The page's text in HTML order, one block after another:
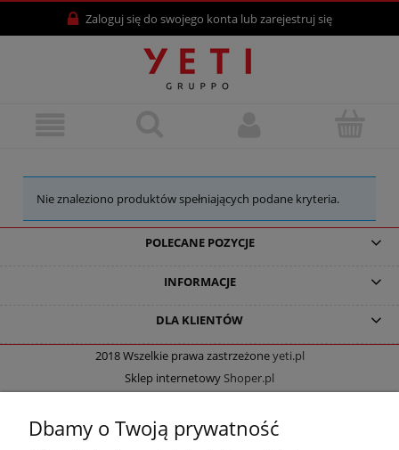
Zaloguj siędo swojego konta lubzarejestruj się
Nie znaleziono produktów spełniających podane kryteria.
POLECANE POZYCJE
INFORMACJE
DLA KLIENTÓW
2018 Wszelkie prawa zastrzeżoneyeti.pl
Sklep internetowy Shoper.pl
Dbamy o Twoją prywatność